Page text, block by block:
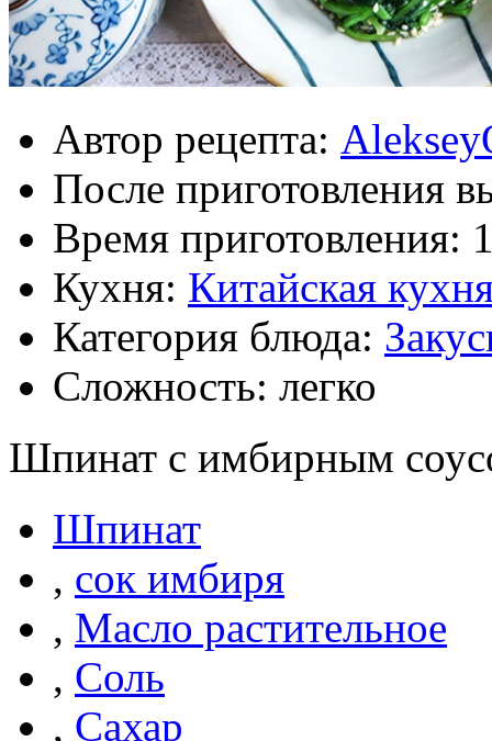
Автор рецепта:
После приготовления
Время приготовления:
Кухня: Китайская
Категория блюда:
Сложность: легко
Шпинат с имбирным
Шпинат
, сок имбиря
, Масло растительное
, Соль
, Сахар